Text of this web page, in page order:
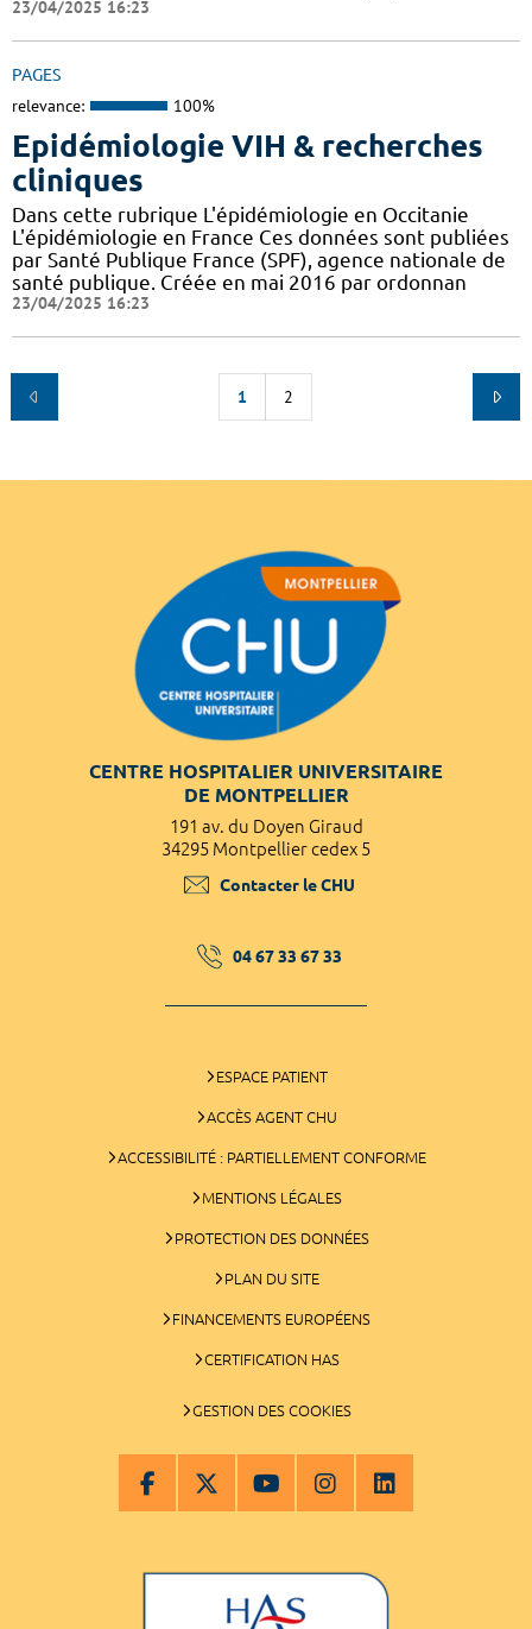
23/04/2025 16:23
PAGES
relevance: 100%
Epidémiologie VIH & recherches
cliniques
Dans cette rubrique L'épidémiologie en Occitanie
L'épidémiologie en France Ces données sont publiées
par Santé Publique France (SPF), agence nationale de
santé publique. Créée en mai 2016 par ordonnan
23/04/2025 16:23
1 2
CENTRE HOSPITALIER UNIVERSITAIRE
DE MONTPELLIER
191 av. du Doyen Giraud
34295 Montpellier cedex 5
Contacter le CHU
04 67 33 67 33
ESPACE PATIENT
ACCÈS AGENT CHU
ACCESSIBILITÉ : PARTIELLEMENT CONFORME
MENTIONS LÉGALES
PROTECTION DES DONNÉES
PLAN DU SITE
FINANCEMENTS EUROPÉENS
CERTIFICATION HAS
GESTION DES COOKIES